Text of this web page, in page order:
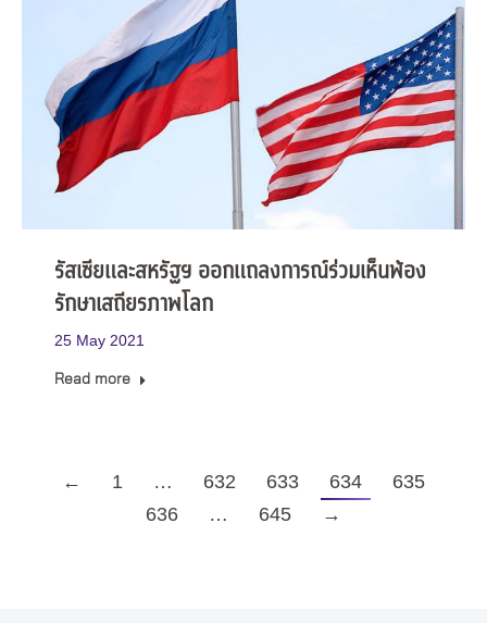
รัสเซียและสหรัฐฯ ออกแถลงการณ์ร่วมเห็นพ้อง
รักษาเสถียรภาพโลก
25 May 2021
Read more
← 1 … 632 633 634
635
636
… 645 →